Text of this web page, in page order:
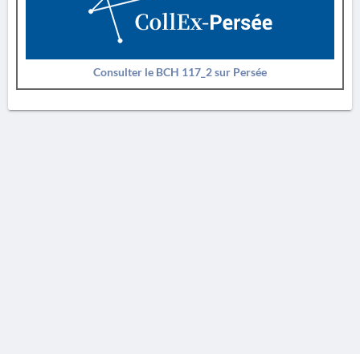
Consulter le BCH 117_2 sur Persée